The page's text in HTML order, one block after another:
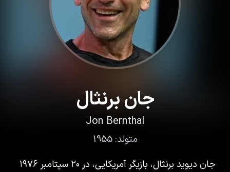
جان برنثال
Jon Bernthal
متولد:1955
جان دیوید برنثال، بازیگر آمریکایی، در ۲۰ سپتامبر ۱۹۷۶